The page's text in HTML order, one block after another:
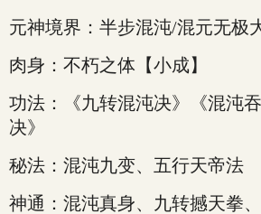
元神境界：半步混沌/混元无极
肉身：不朽之体【小成】
功法：《九转混沌决》《混沌
决》
秘法：混沌九变、五行天帝法
神通：混沌真身、九转撼天拳